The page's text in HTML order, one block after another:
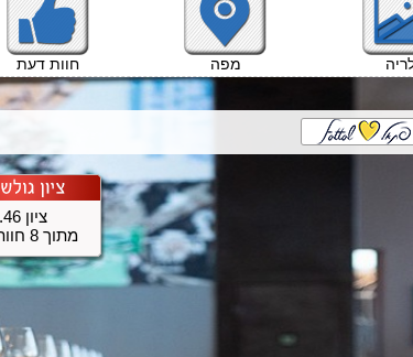
חוות דעת מפה
ציון 9.46
מתוך 8 חוות דעת